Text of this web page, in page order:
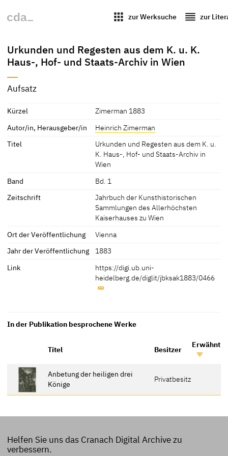
apps zur Werksuche reorder zur
Urkunden und Regesten aus dem K. u. K.
Haus-, Hof- und Staats-Archiv in Wien
Aufsatz
Kürzel
Zimerman 1883
Autor/in, Herausgeber/in
Heinrich Zimerman
Titel
Urkunden und Regesten aus dem K. u.
K. Haus-, Hof- und Staats-Archiv in
Wien
Band
Bd. 1
Zeitschrift
Jahrbuch der Kunsthistorischen
Sammlungen des Allerhöchsten
Kaiserhauses zu Wien
Ort der Veröffentlichung
Vienna
Jahr der Veröffentlichung
1883
Link
https://digi.ub.uni-
heidelberg.de/diglit/jbksak1883/0466
In der Publikation besprochene Werke
Titel Besitzer
Erwähnt
Anbetung der heiligen drei
Könige
Privatbesitz
Helfen Sie uns das Cranach Digital Archive zu
verbessern.